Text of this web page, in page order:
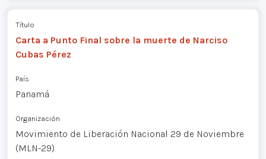
Título
Carta a Punto Final sobre la muerte de Narciso
Cubas Pérez
País
Panamá
Organización
Movimiento de Liberación Nacional 29 de Noviembre
(MLN-29)